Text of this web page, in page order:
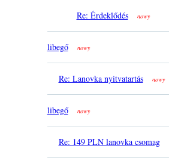
Re: Érdeklődés nowy
libegő nowy
Re: Lanovka nyitvatartás nowy
libegő nowy
Re: 149 PLN lanovka csomag